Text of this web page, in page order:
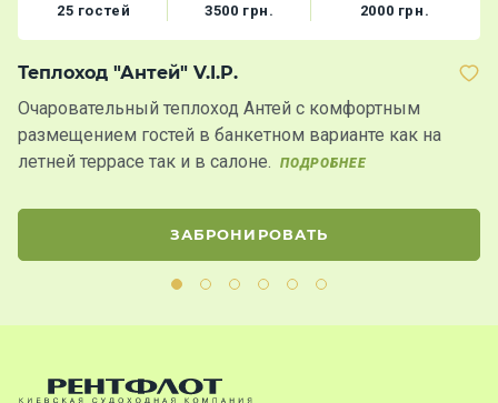
25 гостей 3500 грн. 2000 грн.
Теплоход "Антей" V.I.P.
Очаровательный теплоход Антей с комфортным
размещением гостей в банкетном варианте как на
летней террасе так и в салоне.
ПОДРОБНЕЕ
ЗАБРОНИРОВАТЬ